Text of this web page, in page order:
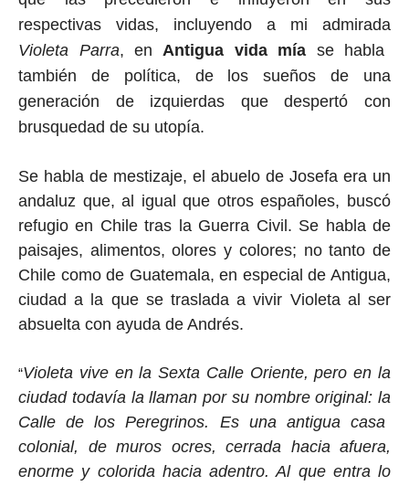
respectivas vidas, incluyendo a mi admirada
Violeta Parra, en Antigua vida mía se habla
también de política, de los sueños de una
generación de izquierdas que despertó con
brusquedad de su utopía.
Se habla de mestizaje, el abuelo de Josefa era un
andaluz que, al igual que otros españoles, buscó
refugio en Chile tras la Guerra Civil. Se habla de
paisajes, alimentos, olores y colores; no tanto de
Chile como de Guatemala, en especial de Antigua,
ciudad a la que se traslada a vivir Violeta al ser
absuelta con ayuda de Andrés.
“Violeta vive en laSexta Calle Oriente, pero en la
ciudad todavía la llaman por su nombre original: la
Calle de los Peregrinos. Es una antigua casa
colonial, de muros ocres, cerrada hacia afuera,
enorme y colorida hacia adentro. Al que entra lo